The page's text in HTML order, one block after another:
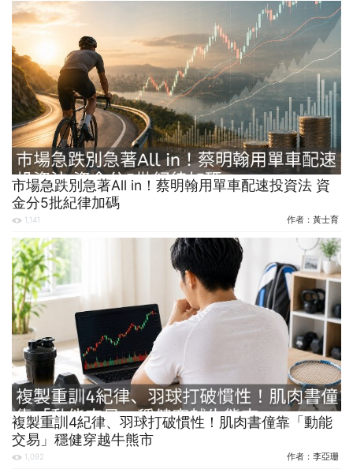
市場急跌別急著All in！蔡明翰用單車配速投資法 資
金分5批紀律加碼
1,141 作者： 黃士育
複製重訓4紀律、羽球打破慣性！肌肉書僮靠「動能
交易」穩健穿越牛熊市
1,092 作者： 李亞珊